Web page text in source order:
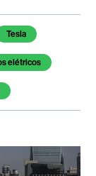
Tesla
elétricos